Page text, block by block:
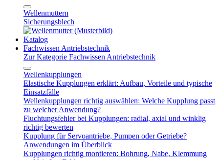
Wellenmuttern
Sicherungsblech
Katalog
Fachwissen Antriebstechnik
Zur Kategorie Fachwissen Antriebstechnik
Wellenkupplungen
Elastische Kupplungen erklärt: Aufbau, Vorteile und typische
Einsatzfälle
Wellenkupplungen richtig auswählen: Welche Kupplung passt
zu welcher Anwendung?
Fluchtungsfehler bei Kupplungen: radial, axial und winklig
richtig bewerten
Kupplung für Servoantriebe, Pumpen oder Getriebe?
Anwendungen im Überblick
Kupplungen richtig montieren: Bohrung, Nabe, Klemmung